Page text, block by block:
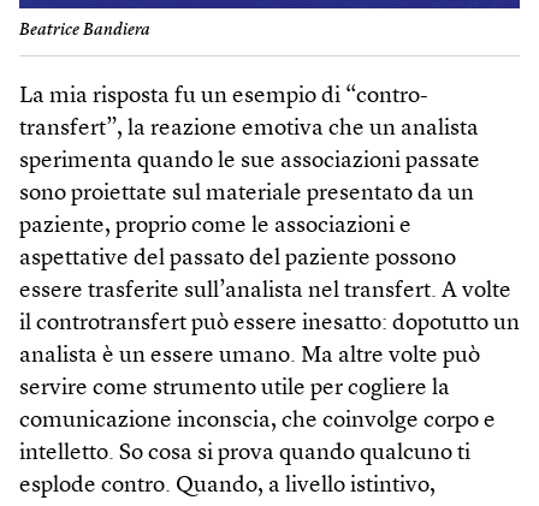
Beatrice Bandiera
La mia risposta fu un esempio di “contro­
transfert”, la reazione emotiva che un analista
sperimenta quando le sue associazioni passate
sono proiettate sul materiale presentato da un
paziente, proprio come le associazioni e
aspettative del passato del paziente possono
essere trasferite sull’analista nel transfert. A volte
il controtransfert può essere inesatto: dopotutto un
analista è un essere umano. Ma altre volte può
servire come strumento utile per cogliere la
comunicazione inconscia, che coinvolge corpo e
intelletto. So cosa si prova quando qualcuno ti
esplode contro. Quando, a livello istintivo,